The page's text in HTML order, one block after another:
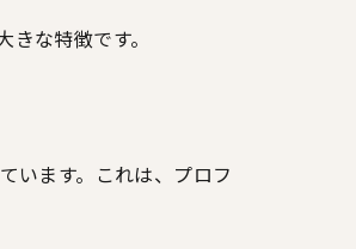
な特徴です。
います。これは、プロフ